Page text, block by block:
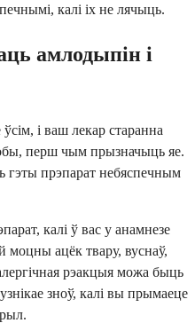
калі іх не лячыць.
амлодыпін і
і ваш лекар старанна
перш чым прызначыць яе.
гэты прэпарат небяспечным
калі ў вас у анамнезе
моцны ацёк твару, вуснаў,
рэакцыя можа быць
зноў, калі вы прымаеце